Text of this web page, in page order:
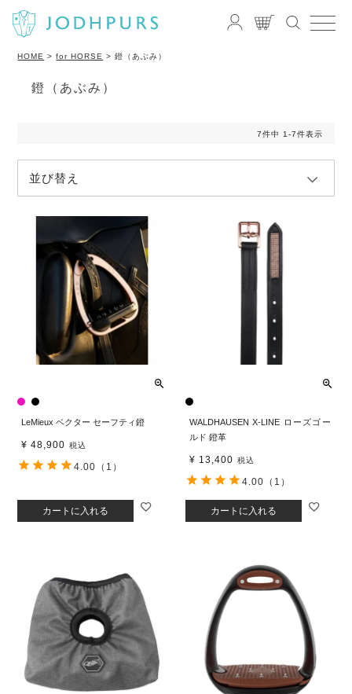
HOME for HORSE 鐙（あぶみ）
鐙（あぶみ）
並び替え
7件中 1 -7件表示
LeMieux ベクター セーフティ鐙
¥ 48,900 税込
カートに入れる
4.00 （1）
WALDHAUSEN X-LINE ローズゴー
ルド 鐙革
¥ 13,400 税込
カートに入れる
4.00 （1）